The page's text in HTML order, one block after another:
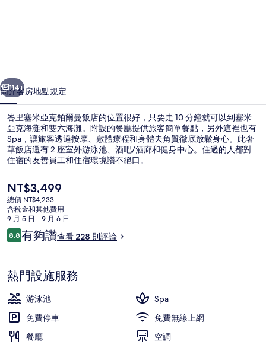
爾
曼
飯
店
的
相
片
集
個 下一個
114+
簡介客房地點規定
峇里塞米亞克鉑爾曼飯店的位置很好，只要走 10 分鐘就可以到塞米
亞克海灘和雙六海灘。附設的餐廳提供旅客簡單餐點，另外這裡也有
Spa，讓旅客透過按摩、敷體療程和身體去角質徹底放鬆身心。此奢
華飯店還有 2 座室外游泳池、酒吧/酒廊和健身中心。住過的人都對
住宿的友善員工和住宿環境讚不絕口。
目
前
的
價
格
是
NT$3,499
總價 NT$4,233
含稅金和其他費用
9 月 5 日 - 9 月 6 日
評
論
8.88.8 分，滿分 10 分，
有夠讚查看 228 則評論
熱門設施服務
游泳池
Spa
免費停車
免費無線上網
餐廳
空調